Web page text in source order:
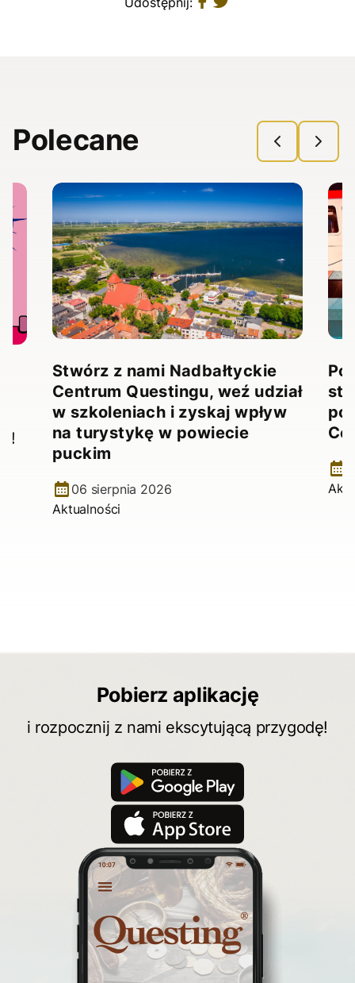
Polecane
Stwórz z nami Nadbałtyckie
Centrum Questingu, weź udział
w szkoleniach i zyskaj wpływ
na turystykę w powiecie
puckim
06 sierpnia 2026
Aktualności
Pobierz aplikację
i rozpocznij z nami ekscytującą przygodę!